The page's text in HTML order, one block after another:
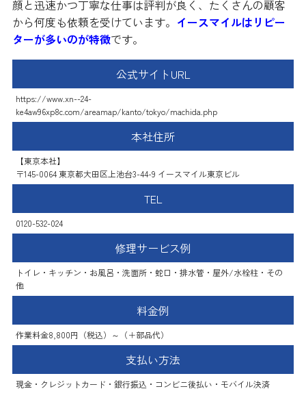
顔と迅速かつ丁寧な仕事は評判が良く、たくさんの顧客
から何度も依頼を受けています。 イースマイルはリピー
ターが多いのが特徴です。
公式サイトURL
https://www.xn--24-
ke4aw96xp8c.com/areamap/kanto/tokyo/machida.php
本社住所
【東京本社】
〒145-0064 東京都大田区上池台3-44-9 イースマイル東京ビル
TEL
0120-532-024
修理サービス例
トイレ・キッチン・お風呂・洗面所・蛇口・排水管・屋外/水栓柱・その
他
料金例
作業料金8,800円（税込）～（＋部品代）
支払い方法
現金・クレジットカード・銀行振込・コンビニ後払い・モバイル決済